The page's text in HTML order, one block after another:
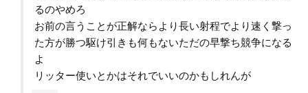
るのやめろ
お前の言うことが正解ならより長い射程でより速く撃っ
た方が勝つ駆け引きも何もないただの早撃ち競争になる
よ
リッター使いとかはそれでいいのかもしれんが